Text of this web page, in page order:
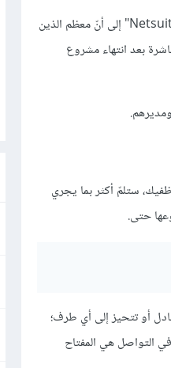
يساعد تقييم موظفيك وإبداء رأيك بما ينجزون على تطوير المسيرة المهنية لكل يد عاملة في الشركة. يشير مقال كتبه "Netsuite’s Barnyard" إلى أنّ معظم الذين
مباشرة بعد انتهاء مشروع
ستلمّ أكثر بما يجري
حتى.
أو تتحيز إلى أي طرف؛
التواصل هي المفتاح